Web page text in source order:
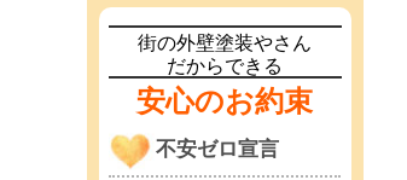
街の外壁塗装やさん
だからできる
安心のお約束
不安ゼロ宣言